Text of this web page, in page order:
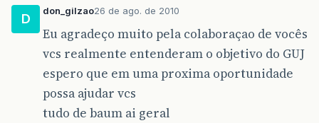
D
don_gilzao26 de ago. de 2010
Eu agradeço muito pela colaboraçao de vocês
vcs realmente entenderam o objetivo do GUJ
espero que em uma proxima oportunidade
possa ajudar vcs
tudo de baum ai geral